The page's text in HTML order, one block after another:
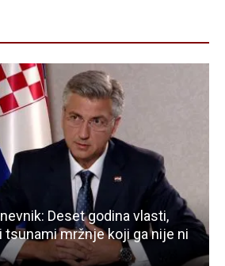
Deset godina vlasti,
tsunami mržnje koji ga nije ni